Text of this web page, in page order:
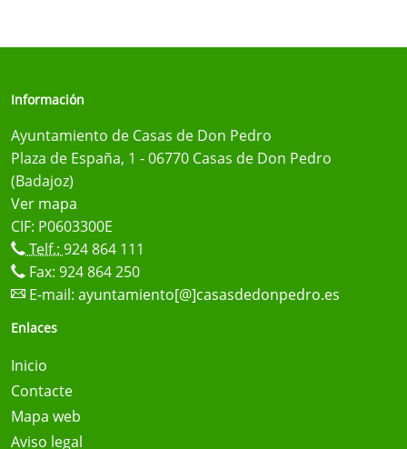
Información
Ayuntamiento de Casas de Don Pedro
Plaza de España, 1 - 06770 Casas de Don Pedro
(Badajoz)
Ver mapa
CIF: P0603300E
Telf.: 924 864 111
Fax: 924 864 250
E-mail: ayuntamiento[@]casasdedonpedro.es
Enlaces
Inicio
Contacte
Mapa web
Aviso legal